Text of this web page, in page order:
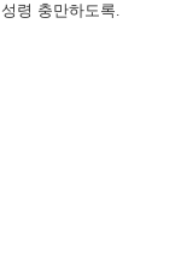
령 충만하도록.